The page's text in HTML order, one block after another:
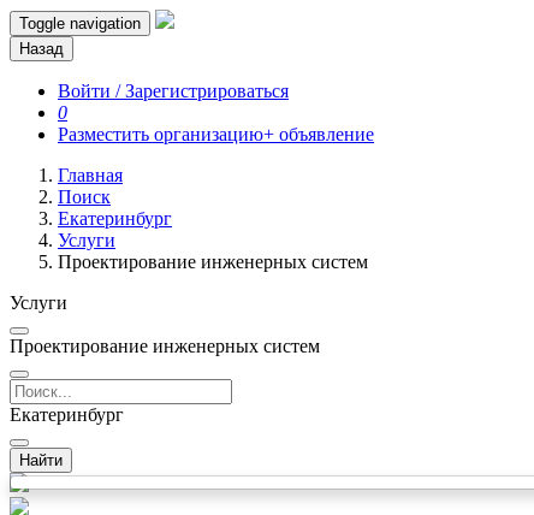
Toggle navigation
Назад
Войти / Зарегистрироваться
0
Разместить организацию+ объявление
Главная
Поиск
Екатеринбург
Услуги
Проектирование инженерных систем
Услуги
Проектирование инженерных систем
Екатеринбург
Найти